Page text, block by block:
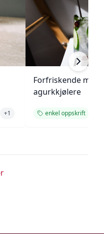
+1
Forfriskende
agurkkjølere
enkel oppskrift